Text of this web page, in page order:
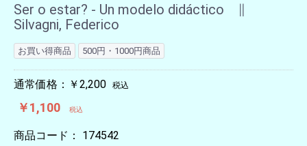
Ser o estar? - Un modelo didáctico ∥
Silvagni, Federico
お買い得商品 500円・1000円商品
通常価格：￥2,200 税込
￥1,100 税込
商品コード： 174542